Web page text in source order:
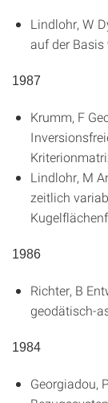
Lindlohr, W
auf der Basis
1987
Krumm, F
Lindlohr, M
zeitlich
1986
Richter, B
geodätisch-
1984
Georgiadou, P